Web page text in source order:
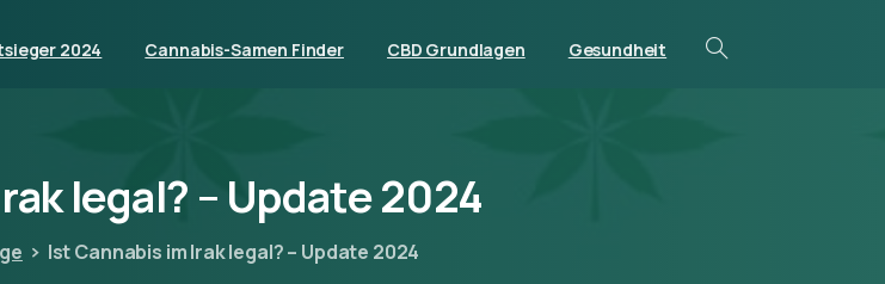
2024 Cannabis-Samen Finder CBD Grundlagen Gesundheit
legal? – Update2024
Ist Cannabis im Irak legal? – Update 2024